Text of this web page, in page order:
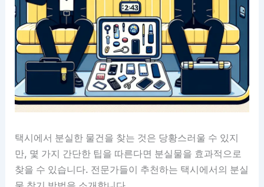
택시에서 분실한 물건을 찾는 것은 당황스러울 수 있지
만, 몇 가지 간단한 팁을 따른다면 분실물을 효과적으로
찾을 수 있습니다. 전문가들이 추천하는 택시에서의 분실